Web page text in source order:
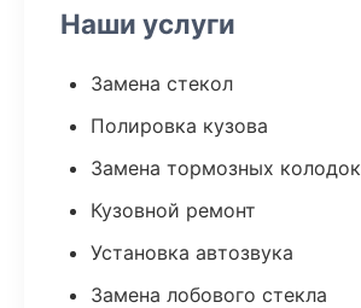
Наши услуги
Замена стекол
Полировка кузова
Замена тормозных колодок
Кузовной ремонт
Установка автозвука
Замена лобового стекла